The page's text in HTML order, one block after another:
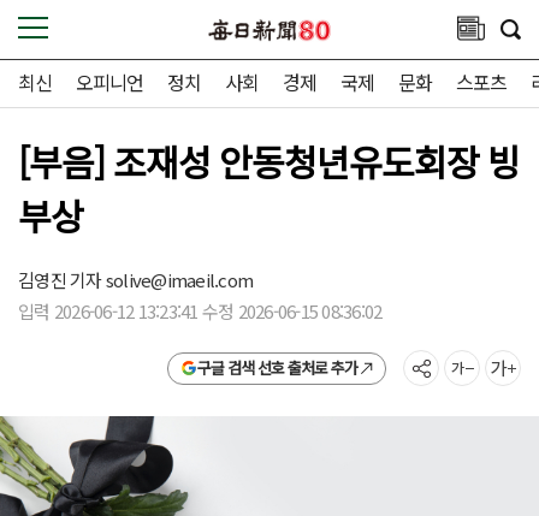
최신 오피니언 정치 사회 경제 국제 문화 스포츠
[부음] 조재성 안동청년유도회장 빙
부상
김영진 기자solive@imaeil.com
입력 2026-06-12 13:23:41 수정 2026-06-15 08:36:02
구글 검색 선호 출처로 추가